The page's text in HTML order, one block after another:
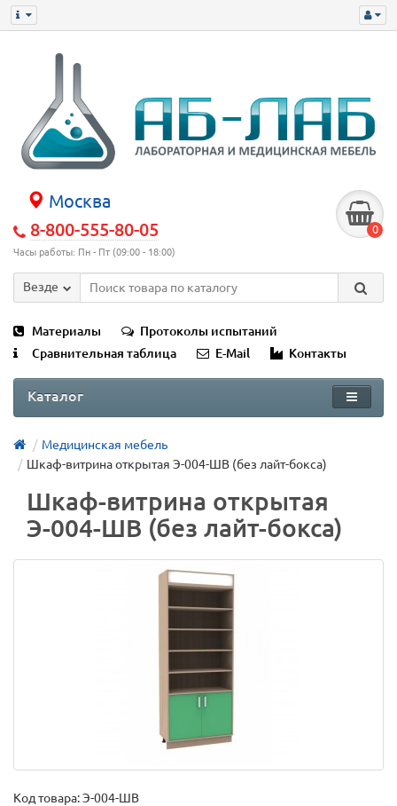
Москва
8-800-555-80-05
Часы работы: Пн - Пт (09:00 - 18:00)
0
Везде
Материалы
Протоколы испытаний
Сравнительная таблица
E-Mail Контакты
Каталог
Медицинская мебель
Шкаф-витрина открытая Э-004-ШВ (без лайт-бокса)
Шкаф-витрина открытая
Э-004-ШВ (без лайт-бокса)
Код товара:Э-004-ШВ